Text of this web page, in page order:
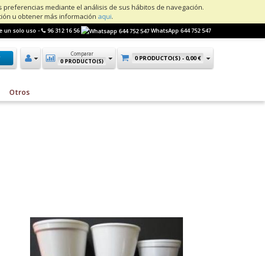
mediante el análisis de sus hábitos de navegación.
u obtener más información aqui.
un solo uso - 96 312 16 56 WhatsApp 644 752 547
0 PRODUCTO(S) - 0,00 €
Comparar
0 PRODUCTO(S)
Otros